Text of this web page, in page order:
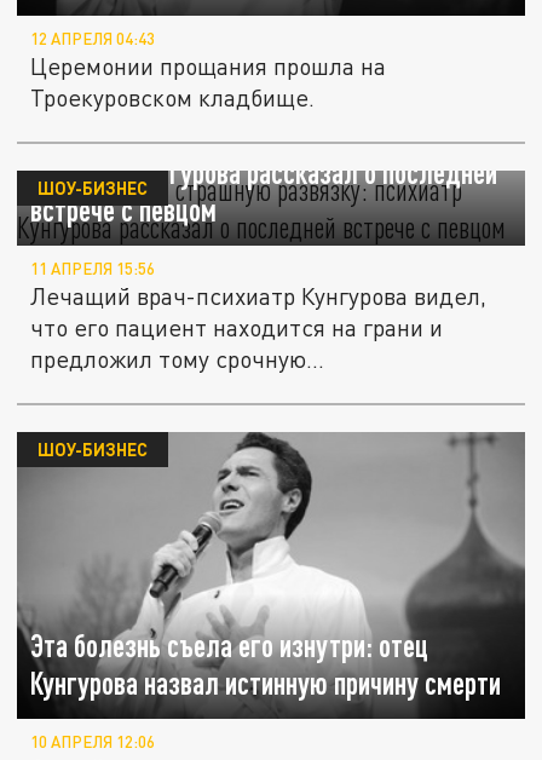
12 АПРЕЛЯ 04:43
Церемонии прощания прошла на
Троекуровском кладбище.
"Он предвидел страшную развязку":
психиатр Кунгурова рассказал о последней
встрече с певцом
ШОУ-БИЗНЕС
11 АПРЕЛЯ 15:56
Лечащий врач-психиатр Кунгурова видел,
что его пациент находится на грани и
предложил тому срочную...
Эта болезнь съела его изнутри: отец
Кунгурова назвал истинную причину смерти
ШОУ-БИЗНЕС
10 АПРЕЛЯ 12:06